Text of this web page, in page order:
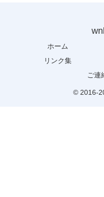
ホーム
リンク集
ご連
© 2016-